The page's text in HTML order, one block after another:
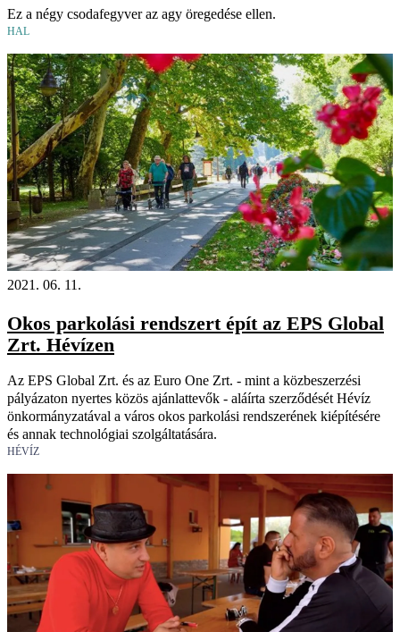
Ez a négy csodafegyver az agy öregedése ellen.
HAL
2021. 06. 11.
Okos parkolási rendszert épít az EPS Global
Zrt. Hévízen
Az EPS Global Zrt. és az Euro One Zrt. - mint a közbeszerzési
pályázaton nyertes közös ajánlattevők - aláírta szerződését Hévíz
önkormányzatával a város okos parkolási rendszerének kiépítésére
és annak technológiai szolgáltatására.
HÉVÍZ